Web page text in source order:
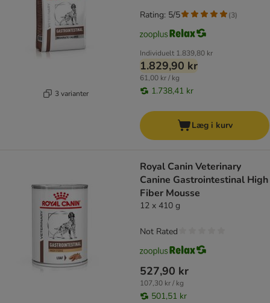
3 varianter
Individuelt 1.839,80 kr
1.829,90 kr
61,00 kr / kg
1.738,41 kr
Rating: 5/5 (3)
Læg i kurv
Royal Canin Veterinary
Canine Gastrointestinal High
Fiber Mousse
12 x 410 g
527,90 kr
107,30 kr / kg
501,51 kr
Not Rated